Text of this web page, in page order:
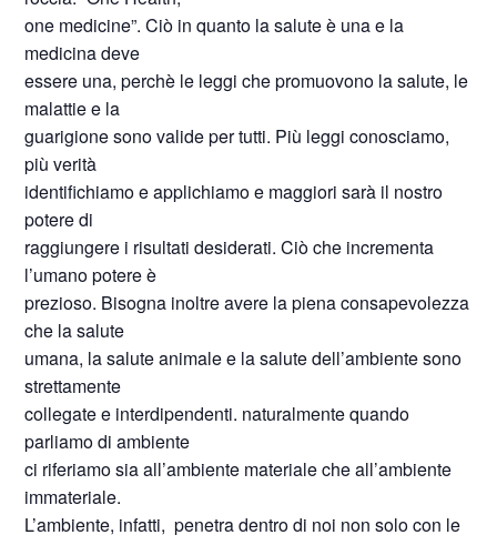
one medicine”. Ciò in quanto la salute è una e la
medicina deve
essere una, perchè le leggi che promuovono la salute, le
malattie e la
guarigione sono valide per tutti. Più leggi conosciamo,
più verità
identifichiamo e applichiamo e maggiori sarà il nostro
potere di
raggiungere i risultati desiderati. Ciò che incrementa
l’umano potere è
prezioso. Bisogna inoltre avere la piena consapevolezza
che la salute
umana, la salute animale e la salute dell’ambiente sono
strettamente
collegate e interdipendenti. naturalmente quando
parliamo di ambiente
ci riferiamo sia all’ambiente materiale che all’ambiente
immateriale.
L’ambiente, infatti, penetra dentro di noi non solo con le